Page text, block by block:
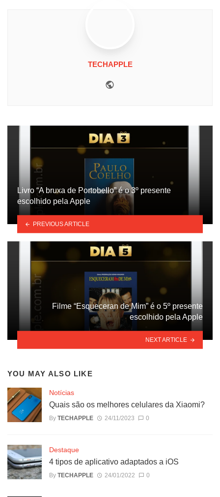
TECHAPPLE
Livro “A bruxa de Portobello” é o 3º presente
escolhido pela Apple
PREVIOUS ARTICLE
Filme “Esqueceran de Mim” é o 5º presente
escolhido pela Apple
NEXT ARTICLE
YOU MAY ALSO LIKE
Notícias
Quais são os melhores celulares da Xiaomi?
By TECHAPPLE 24/11/2023 0
Destaque
4 tipos de aplicativo adaptados a iOS
By TECHAPPLE 24/01/2022 0